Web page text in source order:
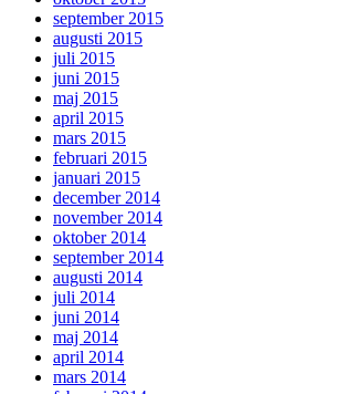
september 2015
augusti 2015
juli 2015
juni 2015
maj 2015
april 2015
mars 2015
februari 2015
januari 2015
december 2014
november 2014
oktober 2014
september 2014
augusti 2014
juli 2014
juni 2014
maj 2014
april 2014
mars 2014